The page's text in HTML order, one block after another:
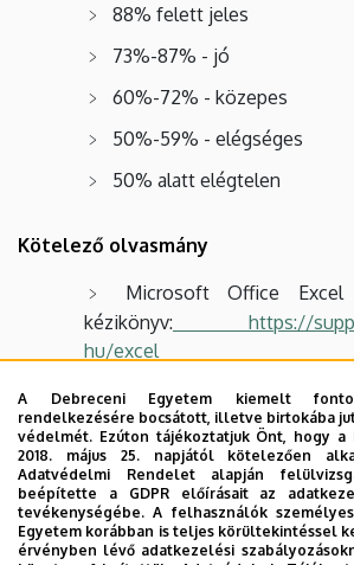
88% felett jeles
73%-87% - jó
60%-72% - közepes
50%-59% - elégséges
50% alatt elégtelen
Kötelező olvasmány
Microsoft Office Excel
kézikönyv: https://
hu/excel
Ajánlott szakirodalom
Pallay, F. 2004. A
Microsoft Excel példáján).
Beregszász
Bártfai, B. 2013. Office
A Debreceni Egyetem kiemelt
rendelkezésére bocsátott, illetve birtokába
védelmét. Ezúton tájékoztatjuk Önt, hogy a
2018. május 25. napjától kötelezően
Adatvédelmi Rendelet alapján
beépítette a GDPR előírásait az
tevékenységébe. A felhasználók
Egyetem korábban is teljes körültekintéssel
érvényben lévő adatkezelési